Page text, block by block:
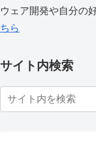
ウェア開発や自分の
ちら
サイト内検索